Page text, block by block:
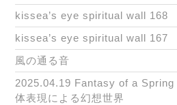
kissea’s eye spiritual wall 168
kissea’s eye spiritual wall 167
風の通る音
2025.04.19 Fantasy of a Spring
体表現による幻想世界